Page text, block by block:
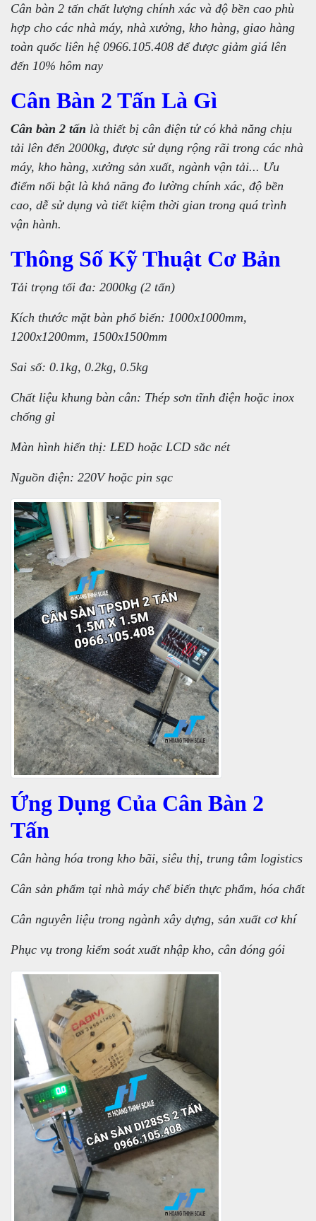
Cân bàn 2 tấn chất lượng chính xác và độ bền cao phù
hợp cho các nhà máy, nhà xưởng, kho hàng, giao hàng
toàn quốc liên hệ 0966.105.408 để được giảm giá lên
đến 10% hôm nay
Cân Bàn 2 Tấn Là Gì
Cân bàn 2 tấn là thiết bị cân điện tử có khả năng chịu
tải lên đến 2000kg, được sử dụng rộng rãi trong các nhà
máy, kho hàng, xưởng sản xuất, ngành vận tải... Ưu
điểm nổi bật là khả năng đo lường chính xác, độ bền
cao, dễ sử dụng và tiết kiệm thời gian trong quá trình
vận hành.
Thông Số Kỹ Thuật Cơ Bản
Tải trọng tối đa: 2000kg (2 tấn)
Kích thước mặt bàn phổ biến: 1000x1000mm,
1200x1200mm, 1500x1500mm
Sai số: 0.1kg, 0.2kg, 0.5kg
Chất liệu khung bàn cân: Thép sơn tĩnh điện hoặc inox
chống gỉ
Màn hình hiển thị: LED hoặc LCD sắc nét
Nguồn điện: 220V hoặc pin sạc
Ứng Dụng Của Cân Bàn 2
Tấn
Cân hàng hóa trong kho bãi, siêu thị, trung tâm logistics
Cân sản phẩm tại nhà máy chế biến thực phẩm, hóa chất
Cân nguyên liệu trong ngành xây dựng, sản xuất cơ khí
Phục vụ trong kiểm soát xuất nhập kho, cân đóng gói